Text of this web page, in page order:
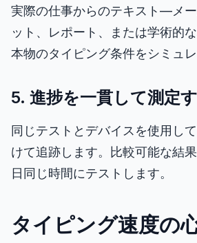
実際の仕事からのテキスト—メ
ット、レポート、または学術的
本物のタイピング条件をシミュレ
5. 進捗を一貫して測定
同じテストとデバイスを使用し
けて追跡します。比較可能な結
日同じ時間にテストします。
タイピング速度の